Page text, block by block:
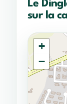
Le
sur la
+
−